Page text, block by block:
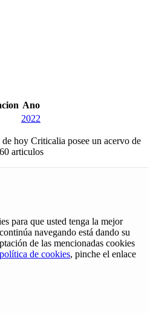
Ano
2022
de hoy Criticalia posee un acervo de
articulos
para que usted tenga la mejor
navegando está dando su
de las mencionadas cookies
política de cookies, pinche el enlace